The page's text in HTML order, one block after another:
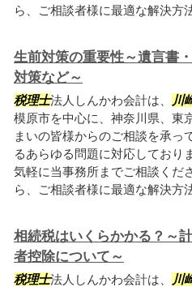
ら、ご相談者様に最適な解決方
生前対策の重要性～遺言書
対策など～
税理士法人しんかわ会計は、 川
模原市を中心に、神奈川県、東
まいの皆様からのご相談を承っ
るあらゆる問題に対応しており
気軽に当事務所までご相談くだ
ら、ご相談者様に最適な解決方
相続税はいくらかかる？～
者控除について～
税理士法人しんかわ会計は、 川